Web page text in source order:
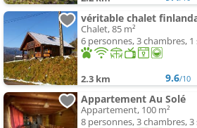
véritable chalet
Chalet, 85 m²
6 personnes, 3 chambres, 1
2.3 km 9.6/10
Appartement Au Solé
Appartement, 100 m²
8 personnes, 3 chambres, 3